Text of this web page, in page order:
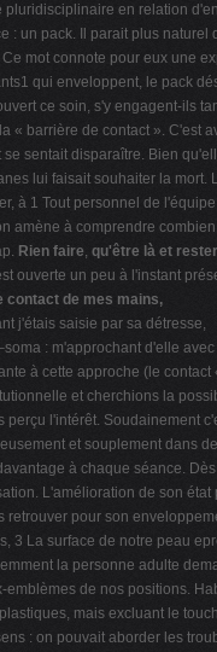
pluridisciplinaire en relation
: un pack. Il parait plus
mot connote pour eux une
qui enveloppent, le pack
ce soin, s'y engagent-ils
« barrière de contact ».
sentait disparaître. Bien
lui faisait souhaiter la
à 1 Tout personnel de
amène à comprendre
Rien faire, qu'être là et
ouverte un peu à l'instant
contact de mes mains,
j'étais saisie par sa détresse,
: m'approchant d'elle
à cette approche (le
et cherchions la
l'intérêt. Soudainement
et souplement dans
à chaque séance.
L'amélioration de son
retrouver pour son
La surface de notre peau
la personne adulte
de nos positions.
mais excluant le
: on pouvait aborder les